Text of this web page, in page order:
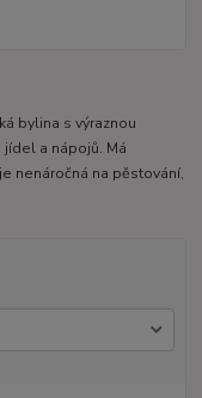
bylina s výraznou
a nápojů. Má
nenáročná na pěstování,